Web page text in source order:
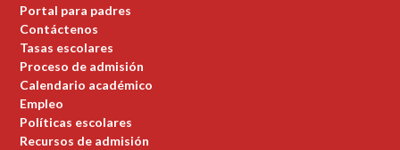
Portal para padres
Contáctenos
Tasas escolares
Proceso de admisión
Calendario académico
Empleo
Políticas escolares
Recursos de admisión